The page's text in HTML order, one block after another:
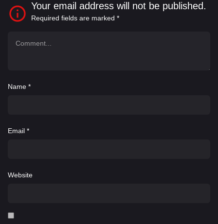
Your email address will not be published.
Required fields are marked *
Name *
Email *
Website